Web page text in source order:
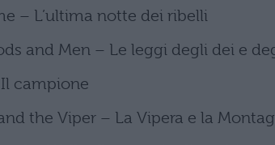
– L’ultima notte dei ribelli
and Men – Le leggi degli dei e
campione
the Viper – La Vipera e la